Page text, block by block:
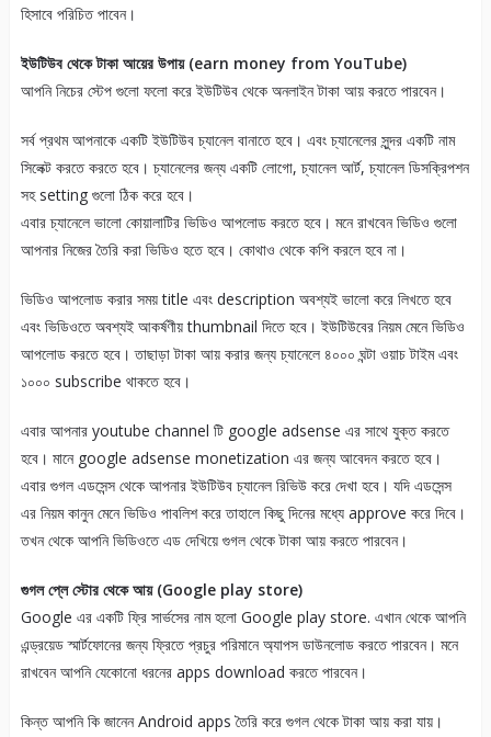
হিসাবে পরিচিত পাবেন।
ইউটিউব থেকে টাকা আয়ের উপায় (earn money from YouTube)
আপনি নিচের স্টেপ গুলো ফলো করে ইউটিউব থেকে অনলাইন টাকা আয় করতে পারবেন।
সর্ব প্রথম আপনাকে একটি ইউটিউব চ্যানেল বানাতে হবে। এবং চ্যানেলের সুন্দর একটি নাম
সিলেক্ট করতে করতে হবে। চ্যানেলের জন্য একটি লোগো, চ্যানেল আর্ট, চ্যানেল ডিসক্রিপশন
সহ setting গুলো ঠিক করে হবে।
এবার চ্যানেলে ভালো কোয়ালাটির ভিডিও আপলোড করতে হবে। মনে রাখবেন ভিডিও গুলো
আপনার নিজের তৈরি করা ভিডিও হতে হবে। কোথাও থেকে কপি করলে হবে না।
ভিডিও আপলোড করার সময় title এবং description অবশ্যই ভালো করে লিখতে হবে
এবং ভিডিওতে অবশ্যই আকর্ষণীয় thumbnail দিতে হবে। ইউটিউবের নিয়ম মেনে ভিডিও
আপলোড করতে হবে। তাছাড়া টাকা আয় করার জন্য চ্যানেলে ৪০০০ ঘন্টা ওয়াচ টাইম এবং
১০০০ subscribe থাকতে হবে।
এবার আপনার youtube channel টি google adsense এর সাথে যুক্ত করতে
হবে। মানে google adsense monetization এর জন্য আবেদন করতে হবে।
এবার গুগল এডসেন্স থেকে আপনার ইউটিউব চ্যানেল রিভিউ করে দেখা হবে। যদি এডসেন্স
এর নিয়ম কানুন মেনে ভিডিও পাবলিশ করে তাহালে কিছু দিনের মধ্যে approve করে দিবে।
তখন থেকে আপনি ভিডিওতে এড দেখিয়ে গুগল থেকে টাকা আয় করতে পারবেন।
গুগল প্লে স্টোর থেকে আয় (Google play store)
Google এর একটি ফ্রি সার্ভসের নাম হলো Google play store. এখান থেকে আপনি
এন্ড্রয়েড স্মার্টফোনের জন্য ফ্রিতে প্রচুর পরিমানে অ্যাপস ডাউনলোড করতে পারবেন। মনে
রাখবেন আপনি যেকোনো ধরনের apps download করতে পারবেন।
কিন্ত আপনি কি জানেন Android apps তৈরি করে গুগল থেকে টাকা আয় করা যায়।